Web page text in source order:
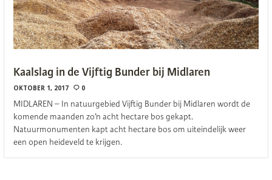
Kaalslag in de Vijftig Bunder bij Midlaren
OKTOBER 1, 2017 0
MIDLAREN – In natuurgebied Vijftig Bunder bij Midlaren wordt de
komende maanden zo’n acht hectare bos gekapt.
Natuurmonumenten kapt acht hectare bos om uiteindelijk weer
een open heideveld te krijgen.